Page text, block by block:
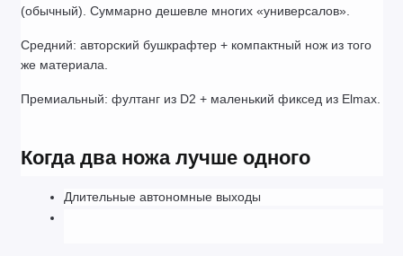
(обычный). Суммарно дешевле многих «универсалов».
Средний: авторский бушкрафтер + компактный нож из того
же материала.
Премиальный: фултанг из D2 + маленький фиксед из Elmax.
Когда два ножа лучше одного
Длительные автономные выходы